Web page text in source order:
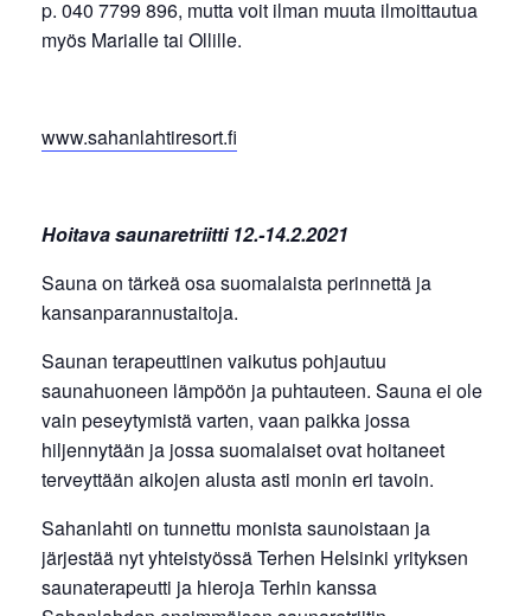
p. 040 7799 896, mutta voit ilman muuta ilmoittautua
myös Marialle tai Ollille.
www.sahanlahtiresort.fi
Hoitava saunaretriitti 12.-14.2.2021
Sauna on tärkeä osa suomalaista perinnettä ja
kansanparannustaitoja.
Saunan terapeuttinen vaikutus pohjautuu
saunahuoneen lämpöön ja puhtauteen. Sauna ei ole
vain peseytymistä varten, vaan paikka jossa
hiljennytään ja jossa suomalaiset ovat hoitaneet
terveyttään aikojen alusta asti monin eri tavoin.
Sahanlahti on tunnettu monista saunoistaan ja
järjestää nyt yhteistyössä Terhen Helsinki yrityksen
saunaterapeutti ja hieroja Terhin kanssa